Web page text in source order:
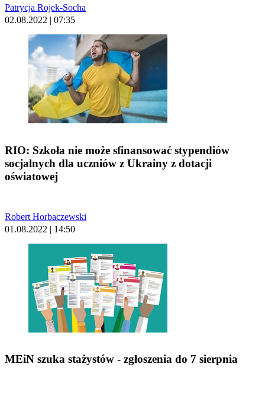
Patrycja Rojek-Socha
02.08.2022 | 07:35
RIO: Szkoła nie może sfinansować stypendiów
socjalnych dla uczniów z Ukrainy z dotacji
oświatowej
Robert Horbaczewski
01.08.2022 | 14:50
MEiN szuka stażystów - zgłoszenia do 7 sierpnia